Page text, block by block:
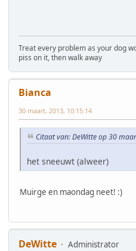
Treat every problem as your dog
piss on it, then walk away
Bianca
30 maart, 2013, 10:15:14
Citaat van: DeWitte op 30
het sneeuwt (alweer)
Muirge en maondag neet! :)
DeWitte
Administrator